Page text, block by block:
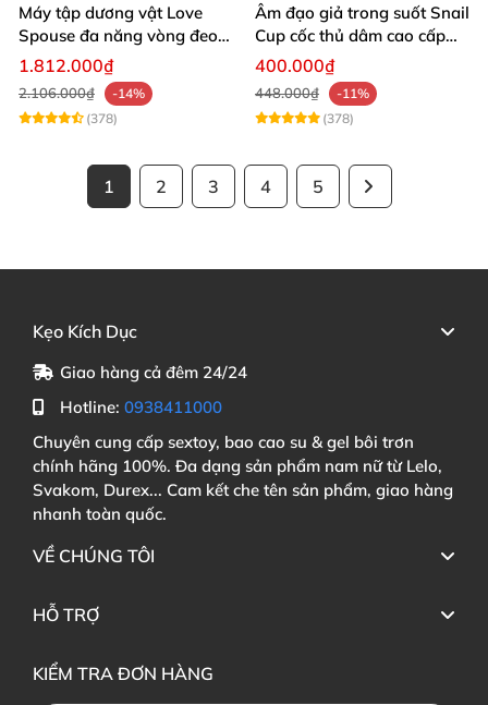
Máy tập dương vật Love
Spouse đa năng vòng đeo
điều khiển qua app tiện lợi
1.812.000₫
2.106.000₫
-14%
(378)
Âm đạo giả trong suốt Snail
Cup cốc thủ dâm cao cấp
nam giới
400.000₫
448.000₫
-11%
(378)
1 2 3 4 5
Kẹo Kích Dục
Giao hàng cả đêm 24/24
Hotline: 0938411000
Chuyên cung cấp sextoy, bao cao su & gel bôi trơn
chính hãng 100%. Đa dạng sản phẩm nam nữ từ Lelo,
Svakom, Durex... Cam kết che tên sản phẩm, giao hàng
nhanh toàn quốc.
VỀ CHÚNG TÔI
HỖ TRỢ
KIỂM TRA ĐƠN HÀNG